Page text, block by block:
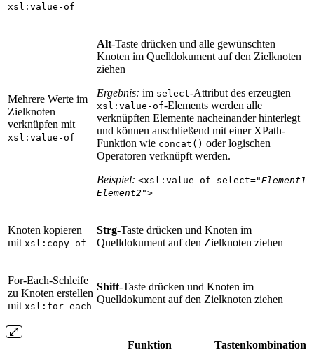
xsl:value-of
Mehrere Werte im
Zielknoten
verknüpfen mit
xsl:value-of
Alt-Taste drücken und alle gewünschten
Knoten im Quelldokument auf den Zielknoten
ziehen
Ergebnis: im select-Attribut des erzeugten
xsl:value-of-Elements werden alle
verknüpften Elemente nacheinander hinterlegt
und können anschließend mit einer XPath-
Funktion wie concat() oder logischen
Operatoren verknüpft werden.
Beispiel: <xsl:value-of select="Element1
Element2 ">
Knoten kopieren
mit xsl:copy-of
Strg-Taste drücken und Knoten im
Quelldokument auf den Zielknoten ziehen
For-Each-Schleife
zu Knoten erstellen
mit xsl:for-each
Shift-Taste drücken und Knoten im
Quelldokument auf den Zielknoten ziehen
Funktion Tastenkombination